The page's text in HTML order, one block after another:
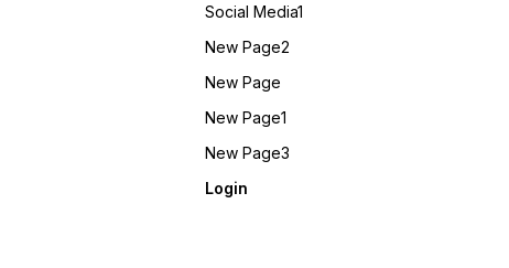
Social Media1
New Page2
New Page
New Page1
New Page3
Login